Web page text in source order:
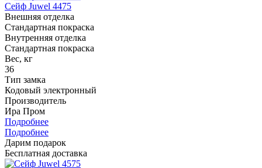
Сейф Juwel 4475
Внешняя отделка
Стандартная покраска
Внутренняя отделка
Стандартная покраска
Вес, кг
36
Тип замка
Кодовый электронный
Производитель
Ира Пром
Подробнее
Подробнее
Дарим подарок
Бесплатная доставка